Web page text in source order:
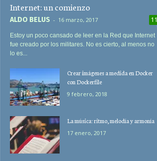
Internet: un comienzo
ALDO BELUS - 16 marzo, 2017 11
Estoy un poco cansado de leer en la Red que Internet
fue creado por los militares. No es cierto, al menos no
lo es...
Crear imágenes a medida en Docker
con Dockerfile
9 febrero, 2018
La música: ritmo, melodía y armonía
17 enero, 2017